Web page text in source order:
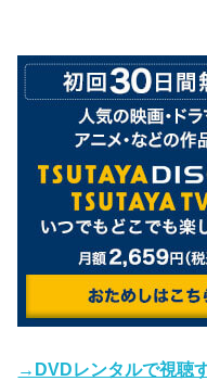
→DVDレンタルで視聴